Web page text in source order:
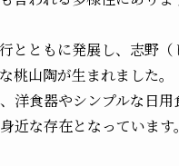
とともに発展し、志野
桃山陶が生まれました。
洋食器やシンプルな日
近な存在となっています。